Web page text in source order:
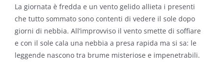
La giornata è fredda e un vento gelido allieta i presenti
che tutto sommato sono contenti di vedere il sole dopo
giorni di nebbia. All’improvviso il vento smette di soffiare
e con il sole cala una nebbia a presa rapida ma si sa: le
leggende nascono tra brume misteriose e impenetrabili.